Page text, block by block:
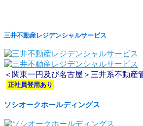
三井不動産レジデンシャルサービス
＜関東一円及び名古屋＞三井系不動産
正社員登用あり
ソシオークホールディングス